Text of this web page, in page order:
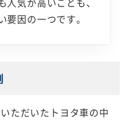
因の一つです。
ただいたトヨタ車の中